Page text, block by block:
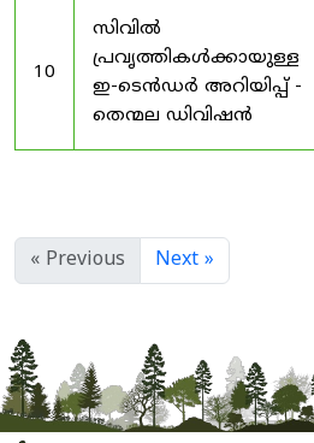
10
സിവിൽ
പ്രവൃത്തികൾക്കായുള്ള
ഇ-ടെൻഡർ അറിയിപ്പ് -
തെന്മല ഡിവിഷൻ
« Previous Next »